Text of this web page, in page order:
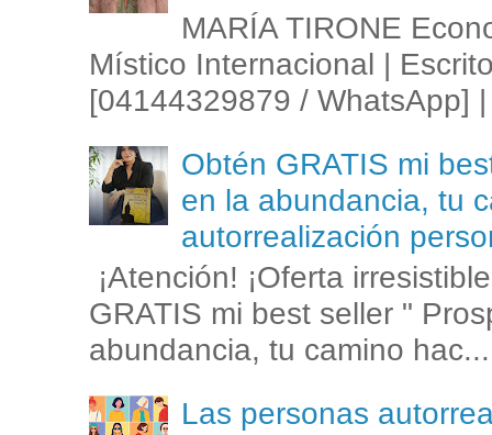
MARÍA TIRONE
Místico Internacional |
[04144329879 / WhatsApp]
Obtén GRATIS mi
en la abundancia, tu
autorrealización
¡Atención! ¡Oferta
GRATIS mi best seller "
abundancia, tu camino hac...
Las personas